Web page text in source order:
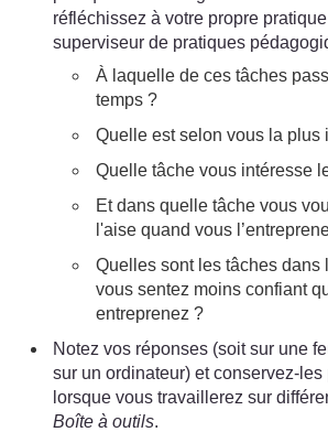
réfléchissez à votre propre
superviseur de pratiques
À laquelle de ces tâches
temps ?
Quelle est selon vous la plus
Quelle tâche vous intéresse
Et dans quelle tâche vous
l'aise quand vous
Quelles sont les tâches dans
vous sentez moins confiant
entreprenez ?
Notez vos réponses (soit sur une
sur un ordinateur) et conservez-
lorsque vous travaillerez sur
Boîte à outils.